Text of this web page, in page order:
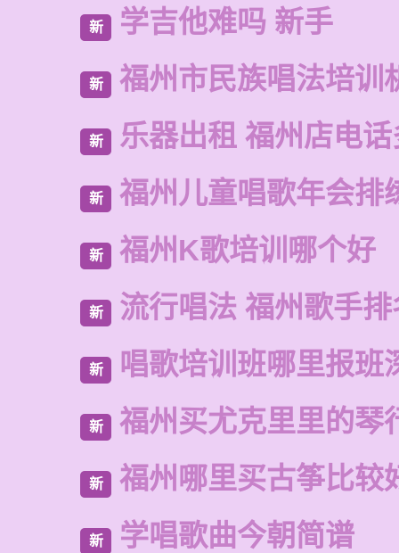
新 学吉他难吗 新手
新 福州市民族唱法培训
新 乐器出租 福州店电
新 福州儿童唱歌年会排
新 福州K歌培训哪个好
新 流行唱法 福州歌手排
新 唱歌培训班哪里报班
新 福州买尤克里里的琴
新 福州哪里买古筝比较
新 学唱歌曲今朝简谱